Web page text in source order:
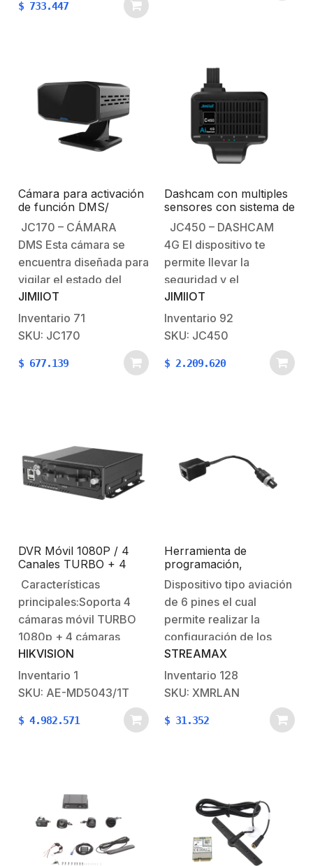
micrófono y altavoz
revisar
grabaciones). Módulo
G-Sensor incorporado,
compatible con el
$ 733.447
la App para revisar
grabaciones). Módulo
G-Sensor incorporado,
compatible con el
enlace…
Cámara para activación
de función DMS/
Compatible con JC261
JC170 – CÁMARA
DMS Esta cámara se
encuentra diseñada para
vigilar el estado del
conductor al volante. Su
tamaño pequeño facilita
la instalación del
dispositivo con el fin de
ocupar el menor
conductor en tiempo
real Especificaciones: Cámara:
…
JIMIIOT
Inventario 71
SKU: JC170
$ 677.139
Dashcam con multiples
sensores con sistema de
control del conductor /
4G /Comunicación dos
vías/ múltiples alarmas
JC450 – DASHCAM
4G El dispositivo te
permite llevar la
seguridad y el
monitoreo de tu
vehículo a un nuevo
nivel. Con su capacidad
cuatro cámaras de
JIMIIOT
Inventario 92
SKU: JC450
$ 2.209.620
DVR Móvil 1080P / 4
Canales TURBO + 4
Canales IP / Soporta 4G
/ WiFi / GPS / HDD 1TB
Características
principales:Soporta 4
cámaras móvil TURBO
1080p + 4 cámaras
móvil IP 1080p (requiere
switch PoE).Incluye HDD
1TBSoporta HDD de 2
incluye módulo 3G / 4G
puede usar el modelo E-
MP1460/GLF/WI58/S.Incluye
modulo de…
HIKVISION
Inventario 1
SKU: AE-MD5043/1T
$ 4.982.571
Herramienta de
programación,
compatible con
dispositivos XMR401HD,
XMR401HDS,
XMR401SAHD,
XMR401AHD/V2,
XMR401AHDS/V2
Dispositivo tipo aviación
de 6 pines el cual
permite realizar la
configuración de los
dispositivos a través de
una red LAN por puerto
Ethernet.
STREAMAX
Inventario 128
SKU: XMRLAN
$ 31.352